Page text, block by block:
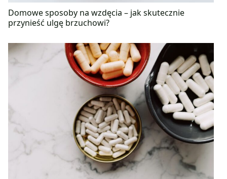
Domowe sposoby na wzdęcia – jak skutecznie
przynieść ulgę brzuchowi?